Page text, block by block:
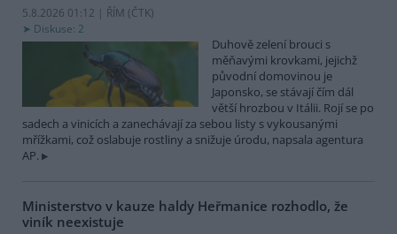
5.8.2026 01:12 | ŘÍM (ČTK)
Diskuse: 2
Duhově zelení brouci s
měňavými krovkami, jejichž
původní domovinou je
Japonsko, se stávají čím dál
větší hrozbou v Itálii. Rojí se po
sadech a vinicích a zanechávají za sebou listy s vykousanými
mřížkami, což oslabuje rostliny a snižuje úrodu, napsala agentura
AP.
Ministerstvo v kauze haldy Heřmanice rozhodlo, že
viník neexistuje